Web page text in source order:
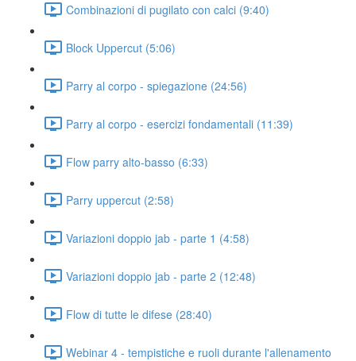
Combinazioni di pugilato con calci (9:40)
Block Uppercut (5:06)
Parry al corpo - spiegazione (24:56)
Parry al corpo - esercizi fondamentali (11:39)
Flow parry alto-basso (6:33)
Parry uppercut (2:58)
Variazioni doppio jab - parte 1 (4:58)
Variazioni doppio jab - parte 2 (12:48)
Flow di tutte le difese (28:40)
Webinar 4 - tempistiche e ruoli durante l'allenamento